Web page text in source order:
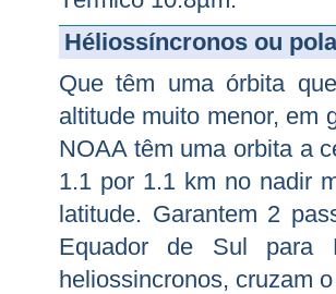
Héliossíncronos ou
Que têm uma órbita
altitude muito menor, em
NOAA têm uma orbita a
1.1 por 1.1 km no nadir
latitude. Garantem 2
Equador de Sul para
heliossincronos, cruzam